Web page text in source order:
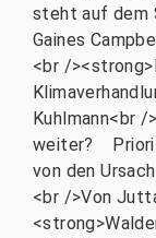
steht auf dem
Gaines
<br /
Kuhlmann<br /
weiter?
von den
<br />Von